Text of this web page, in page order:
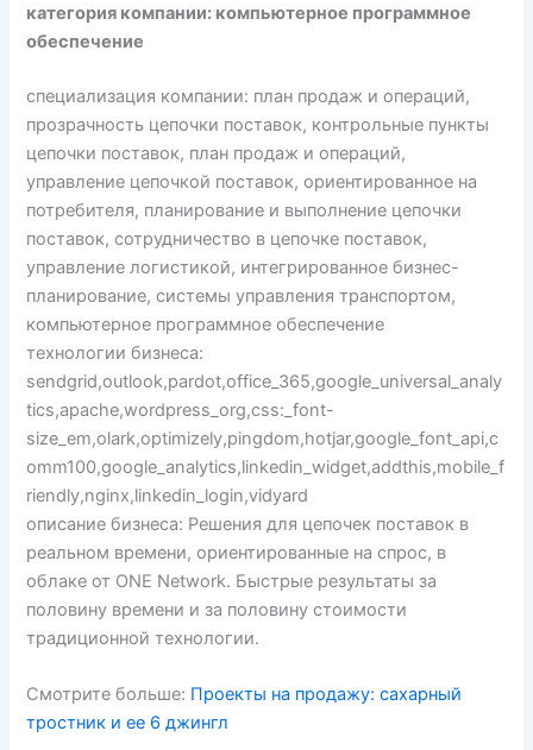
категория компании: компьютерное программное
обеспечение
специализация компании: план продаж и операций,
прозрачность цепочки поставок, контрольные пункты
цепочки поставок, план продаж и операций,
управление цепочкой поставок, ориентированное на
потребителя, планирование и выполнение цепочки
поставок, сотрудничество в цепочке поставок,
управление логистикой, интегрированное бизнес-
планирование, системы управления транспортом,
компьютерное программное обеспечение
технологии бизнеса:
sendgrid,outlook,pardot,office_365,google_universal_analy
tics,apache,wordpress_org,css:_font-
size_em,olark,optimizely,pingdom,hotjar,google_font_api,c
omm100,google_analytics,linkedin_widget,addthis,mobile_f
riendly,nginx,linkedin_login,vidyard
описание бизнеса: Решения для цепочек поставок в
реальном времени, ориентированные на спрос, в
облаке от ONE Network. Быстрые результаты за
половину времени и за половину стоимости
традиционной технологии.
Смотрите больше: Проекты на продажу: сахарный
тростник и ее 6 джингл